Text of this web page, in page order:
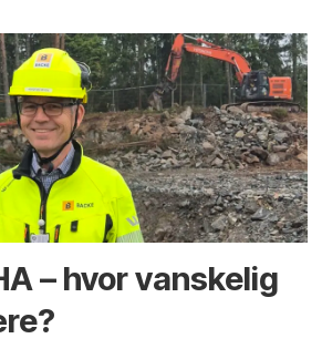
– hvor vanskelig